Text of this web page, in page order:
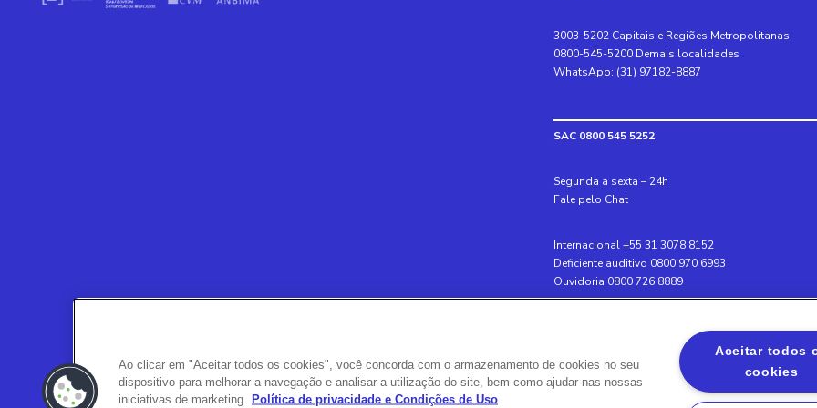
3003-5202 Capitais e Regiões Metropolitanas
0800-545-5200 Demais localidades
WhatsApp: (31) 97182-8887
SAC 0800 545 5252
Segunda a sexta – 24h
Fale pelo Chat
Internacional +55 31 3078 8152
Deficiente auditivo 0800 970 6993
Ouvidoria 0800 726 8889
Via Olímpia, São Paulo, SP 04547-130, Brasil, 3003-
Ao clicar em "Aceitar todos os cookies", você concorda com o armazenamento de cookies no seu
dispositivo para melhorar a navegação e analisar a utilização do site, bem como ajudar nas nossas
iniciativas de marketing.
Política de privacidade e Condições de Uso
Aceitar todos
cookies